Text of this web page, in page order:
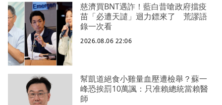
慈濟買BNT遇詐！藍白昔嗆政府擋疫
苗「必遭天譴」迴力鏢來了 荒謬語
錄一次看
2026.08.06 22:06
幫凱道絕食小雞量血壓遭檢舉？蘇一
峰恐挨罰10萬諷：只准賴總統當賴醫
師